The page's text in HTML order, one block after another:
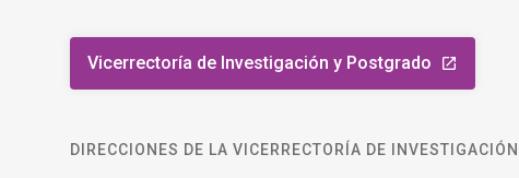
Vicerrectoría de Investigación y Postgrado launch
DIRECCIONES DE LA VICERRECTORÍA DE INVESTIGACIÓN